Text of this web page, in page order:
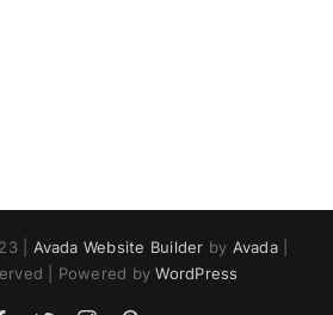
| Avada Website Builder by Avada|
| Powered byWordPress